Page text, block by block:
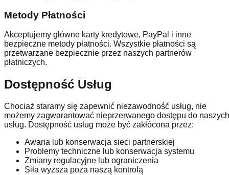
Metody Płatności
Akceptujemy główne karty kredytowe, PayPal i inne
bezpieczne metody płatności. Wszystkie płatności są
przetwarzane bezpiecznie przez naszych partnerów
płatniczych.
Dostępność Usług
Chociaż staramy się zapewnić niezawodność usług, nie
możemy zagwarantować nieprzerwanego dostępu do naszych
usług. Dostępność usług może być zakłócona przez:
Awaria lub konserwacja sieci partnerskiej
Problemy techniczne lub konserwacja systemu
Zmiany regulacyjne lub ograniczenia
Siła wyższa poza naszą kontrolą